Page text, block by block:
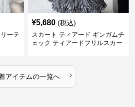
ーテ
¥5,680 (税込)
スカート ティアード ギンガムチ
ェック ティアードフリルスカー
アイテムの一覧へ ›